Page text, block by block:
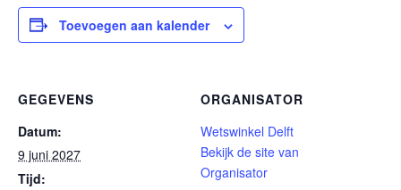
Toevoegen aan kalender
GEGEVENS
Datum:
9 juni 2027
Tijd:
ORGANISATOR
Wetswinkel Delft
Bekijk de site van
Organisator